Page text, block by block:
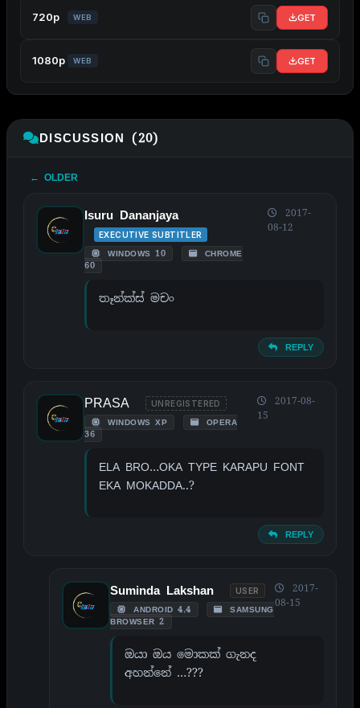
720p WEB GET
1080p WEB GET
DISCUSSION (20)
← OLDER
Isuru Dananjaya
EXECUTIVE SUBTITLER
WINDOWS 10
CHROME
60
2017-
08-12
තෑන්ක්ස් මචං
REPLY
PRASA UNREGISTERED
WINDOWS XP
OPERA
36
2017-08-
15
ELA BRO…OKA TYPE KARAPU FONT
EKA MOKADDA..?
REPLY
Suminda Lakshan USER
ANDROID 4.4
SAMSUNG
BROWSER 2
2017-
08-15
ඔයා ඔය මොකක් ගැනද
අහන්නේ …???